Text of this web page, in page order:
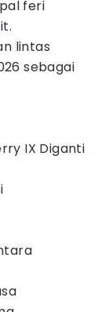
feri
lintas
sebagai
IX Diganti